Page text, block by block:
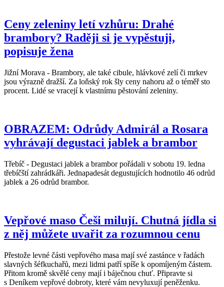
Ceny zeleniny letí vzhůru: Drahé
brambory? Raději si je vypěstuji,
popisuje žena
Jižní Morava - Brambory, ale také cibule, hlávkové zelí či mrkev
jsou výrazně dražší. Za loňský rok šly ceny nahoru až o téměř sto
procent. Lidé se vracejí k vlastnímu pěstování zeleniny.
OBRAZEM: Odrůdy Admirál a Rosara
vyhrávají degustaci jablek a brambor
Třebíč - Degustaci jablek a brambor pořádali v sobotu 19. ledna
třebíčští zahrádkáři. Jednapadesát degustujících hodnotilo 46 odrůd
jablek a 26 odrůd brambor.
Vepřové maso Češi milují. Chutná jídla si
z něj můžete uvařit za rozumnou cenu
Přestože levné části vepřového masa mají své zastánce v řadách
slavných šéfkuchařů, mezi lidmi patří spíše k opomíjeným částem.
Přitom kromě skvělé ceny mají i báječnou chuť. Připravte si
s Deníkem vepřové dobroty, které vám nevyluxují peněženku.